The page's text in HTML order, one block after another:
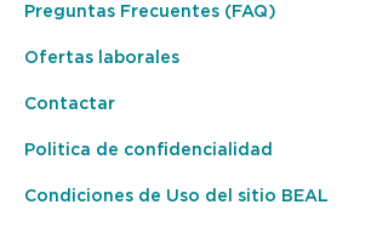
Preguntas Frecuentes (FAQ)
Ofertas laborales
Contactar
Politica de confidencialidad
Condiciones de Uso del sitio BEAL